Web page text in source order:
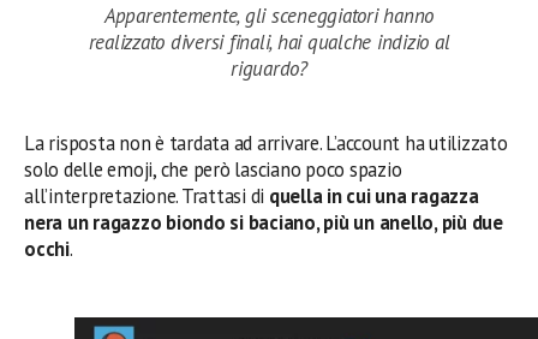
Apparentemente, gli sceneggiatori hanno
realizzato diversi finali, hai qualche indizio al
riguardo?
La risposta non è tardata ad arrivare. L’account ha utilizzato
solo delle emoji, che però lasciano poco spazio
all’interpretazione. Trattasi di quella in cui una ragazza
nera un ragazzo biondo si baciano, più un anello, più due
occhi.